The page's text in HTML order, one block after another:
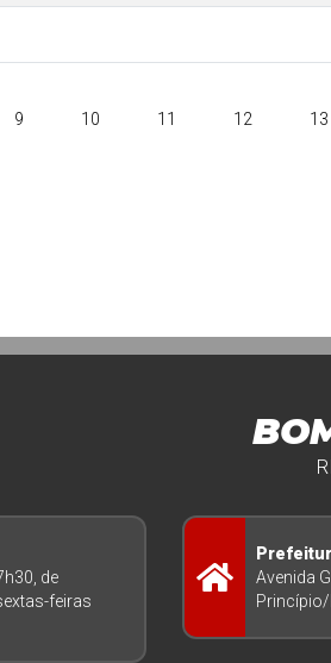
9 10 11 12 13
de
feiras
Avenida
Princípio/